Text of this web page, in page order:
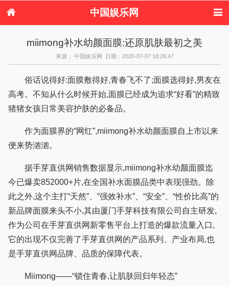
中国娱乐网
服饰
塑身 情感
健康
新娘 家庭
miimong补水幼颜面膜:还原肌肤最初之美
来源： 中国娱乐网 日期：2020-07-07 18:26:47
俗话说得好:面膜敷得好,青春飞不了;面膜选得好,男友在
高考。不知从什么时候开始,面膜已经成为追求“好看”的精致
猪猪女孩日常美容护肤的必备品。
作为面膜界的“网红”,miimong补水幼颜面膜自上市以来
便来势汹汹。
据手芽直供网销售数据显示,miimong补水幼颜面膜迄
今已爆卖852000+片,在全国补水面膜品类中表现强劲。除
此之外,这个主打“天然”、“强效补水”、“安全”、“性价比高”的
新品牌面膜来头不小,其由厦门手芽科技有限公司自主研发,
作为公司在手芽直供网新零售平台上打造的爆款流量入口,
它的出现不仅完善了手芽直供网的产品系列、产业布局,也
是手芽直供网品牌、品质的保障代表。
Miimong——“锁住青春,让肌肤回归年轻态”